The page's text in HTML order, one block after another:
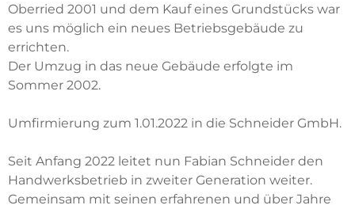
Oberried 2001 und dem Kauf eines Grundstücks war
es uns möglich ein neues Betriebsgebäude zu
errichten.
Der Umzug in das neue Gebäude erfolgte im
Sommer 2002.
Umfirmierung zum 1.01.2022 in die Schneider GmbH.
Seit Anfang 2022 leitet nun Fabian Schneider den
Handwerksbetrieb in zweiter Generation weiter.
Gemeinsam mit seinen erfahrenen und über Jahre